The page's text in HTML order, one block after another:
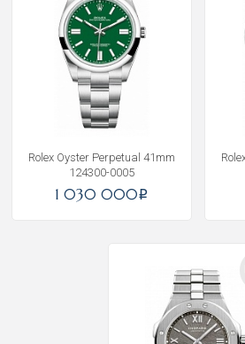
Rolex Oyster Perpetual 41mm
124300-0005
1 030 000i